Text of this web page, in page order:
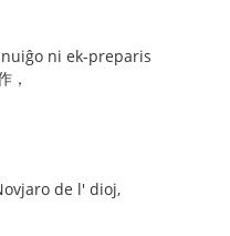
ni ek-preparis
，
de l' dioj,